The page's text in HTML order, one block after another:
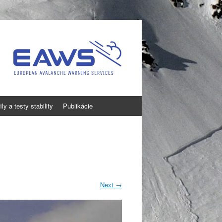
a testy stability Publikácie
Next →